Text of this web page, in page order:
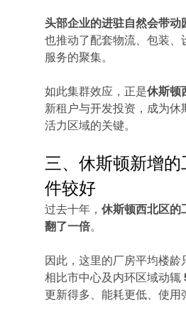
头部企业的进驻自然会带动
也推动了配套物流、包装、
服务的聚集。
如此集群效应，正是休斯顿
新租户与开发投资，成为休
活力区域的关键。
三、休斯顿新增
件较好
过去十年， 休斯顿西北区的
翻了一倍。
因此，这里的厂房平均楼龄
相比市中心及内环区域动辄
更新得多、能耗更低、使用